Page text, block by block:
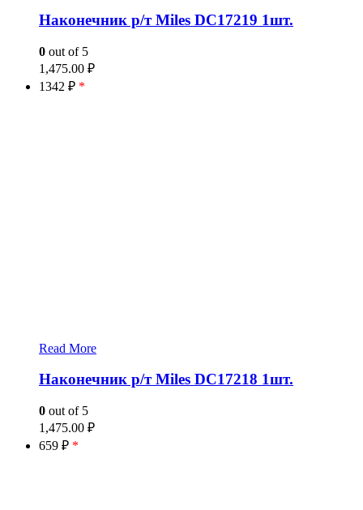
Наконечник р/т Miles DC17219 1шт.
0 out of 5
1,475.00 ₽
1342 ₽ *
Read More
Наконечник р/т Miles DC17218 1шт.
0 out of 5
1,475.00 ₽
659 ₽ *